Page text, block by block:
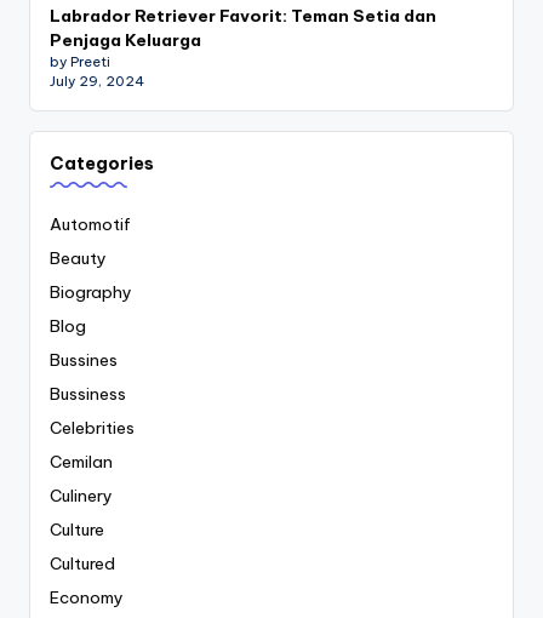
Labrador Retriever Favorit: Teman Setia dan
Penjaga Keluarga
by Preeti
July 29, 2024
Categories
Automotif
Beauty
Biography
Blog
Bussines
Bussiness
Celebrities
Cemilan
Culinery
Culture
Cultured
Economy